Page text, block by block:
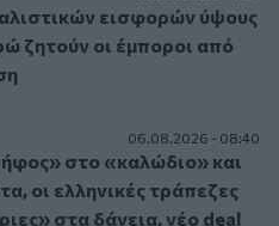
εισφορών ύψους
ζητούν οι έμποροι από
06.08.2026 - 08:40
στο «καλώδιο» και
οι ελληνικές τράπεζες
στα δάνεια, νέο deal